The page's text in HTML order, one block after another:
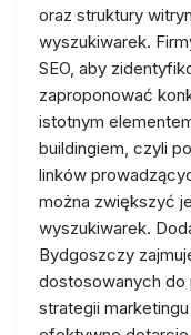
oraz struktury
wyszukiwarek.
SEO, aby
zaproponować
istotnym
buildingiem, czyli
linków
można zwiększyć
wyszukiwarek.
Bydgoszczy
dostosowanych do
strategii